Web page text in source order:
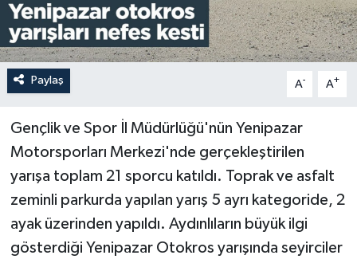
Paylaş A- A+
Gençlik ve Spor İl Müdürlüğü'nün Yenipazar
Motorsporları Merkezi'nde gerçekleştirilen
yarışa toplam 21 sporcu katıldı. Toprak ve asfalt
zeminli parkurda yapılan yarış 5 ayrı kategoride, 2
ayak üzerinden yapıldı. Aydınlıların büyük ilgi
gösterdiği Yenipazar Otokros yarışında seyirciler